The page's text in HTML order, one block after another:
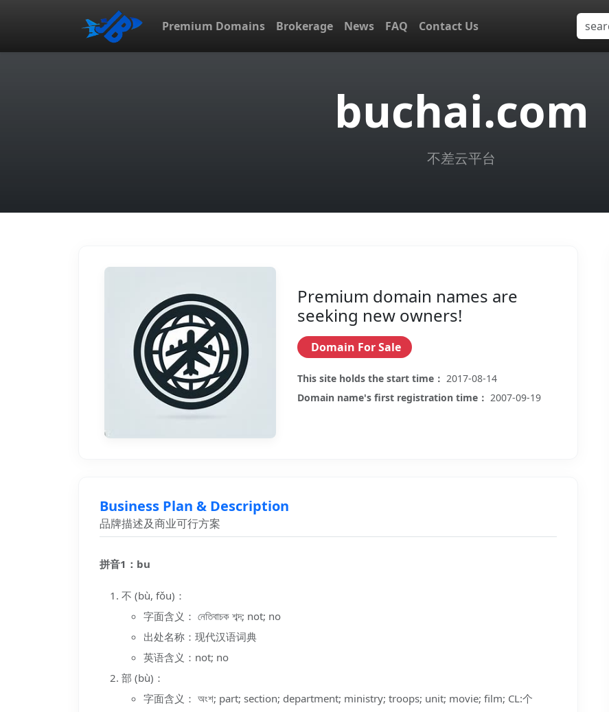
Premium Domains Brokerage News FAQ Contact Us
buchai.com
不差云平台
Premium domain names are
seeking new owners!
Domain For Sale
This site holds the start time： 2017-08-14
Domain name's first registration time： 2007-09-19
Business Plan & Description
品牌描述及商业可行方案
拼音1：bu
不 (bù, fǒu)：
字面含义： নেতিবাচক শব্দ; not; no
出处名称：现代汉语词典
英语含义：not; no
部 (bù)：
字面含义： অংশ; part; section; department; ministry; troops; unit; movie; film; CL:个